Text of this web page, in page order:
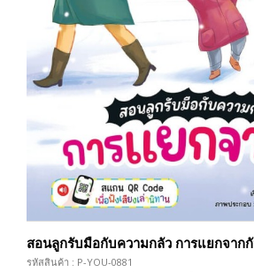
สอนลูกรับมือกับความกลัว การแยกจาก
รหัสสินค้า : P-YOU-0881